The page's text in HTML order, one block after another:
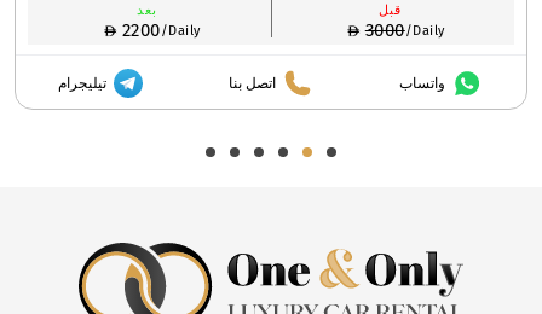
قبل
3000/Daily
بعد
2200/Daily
واتساب اتصل بنا تيليجرام